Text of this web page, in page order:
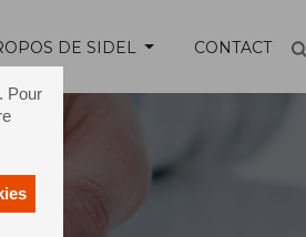
Pour
DE SIDEL CONTACT